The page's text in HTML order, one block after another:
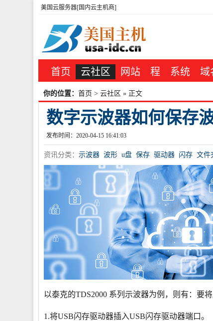
美国云服务器[国内云主机商]
首页 云社区 网站 程 系统 域
你的位置： 首页 > 云社区 » 正文
数字示波器如何保存
发布时间：2020-04-15 16:41:03
资讯分类： 示波器 波形 u盘 保存 驱动器 闪存 文件
以泰克的TDS2000 系列示波器为例，则有：要
1.将USB闪存驱动器插入USB闪存驱动器端口。